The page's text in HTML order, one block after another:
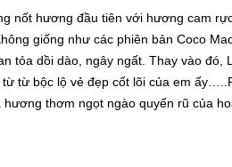
nốt hương đầu tiên với hương cam
giống như các phiên bản Coco
tỏa dồi dào, ngây ngất. Thay vào đó,
từ bộc lộ vẻ đẹp cốt lõi của em
hương thơm ngọt ngào quyến rũ của